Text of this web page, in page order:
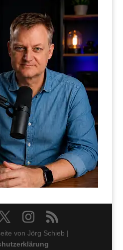
von Jörg Schieb |